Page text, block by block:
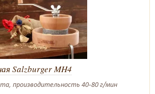
Salzburger MH4
производительность 40-80 г/мин